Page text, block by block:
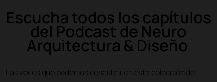
Escucha todos los capítulos
del Podcast de Neuro
Arquitectura & Diseño
Las voces que podemos descubrir en esta colección de